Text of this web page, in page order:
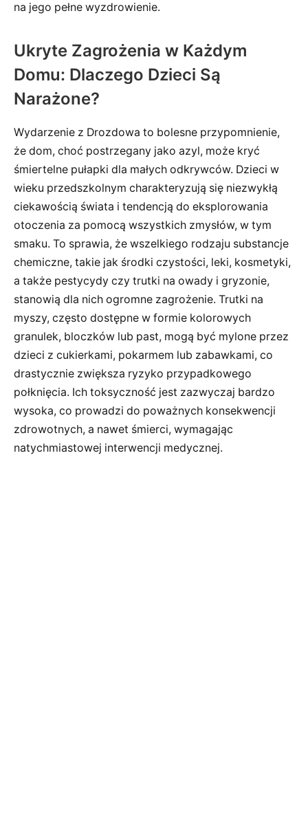
na jego pełne wyzdrowienie.
Ukryte Zagrożenia w Każdym
Domu: Dlaczego Dzieci Są
Narażone?
Wydarzenie z Drozdowa to bolesne przypomnienie,
że dom, choć postrzegany jako azyl, może kryć
śmiertelne pułapki dla małych odkrywców. Dzieci w
wieku przedszkolnym charakteryzują się niezwykłą
ciekawością świata i tendencją do eksplorowania
otoczenia za pomocą wszystkich zmysłów, w tym
smaku. To sprawia, że wszelkiego rodzaju substancje
chemiczne, takie jak środki czystości, leki, kosmetyki,
a także pestycydy czy trutki na owady i gryzonie,
stanowią dla nich ogromne zagrożenie. Trutki na
myszy, często dostępne w formie kolorowych
granulek, bloczków lub past, mogą być mylone przez
dzieci z cukierkami, pokarmem lub zabawkami, co
drastycznie zwiększa ryzyko przypadkowego
połknięcia. Ich toksyczność jest zazwyczaj bardzo
wysoka, co prowadzi do poważnych konsekwencji
zdrowotnych, a nawet śmierci, wymagając
natychmiastowej interwencji medycznej.